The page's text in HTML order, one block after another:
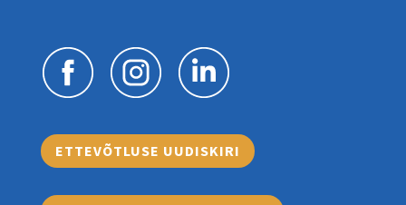
ETTEVÕTLUSE UUDISKIRI